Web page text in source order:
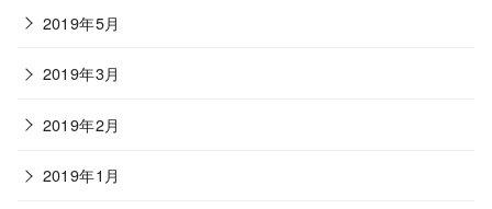
2019年5月
2019年3月
2019年2月
2019年1月